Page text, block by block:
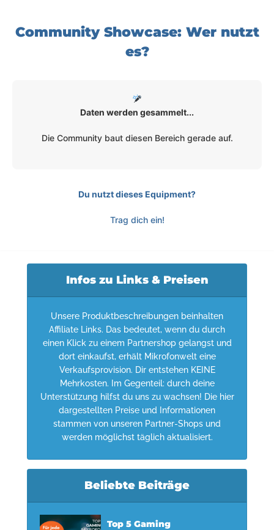
Community Showcase: Wer nutzt
es?
Daten werden gesammelt...
Die Community baut diesen Bereich gerade auf.
Du nutzt dieses Equipment?
Trag dich ein!
Infos zu Links & Preisen
Unsere Produktbeschreibungen beinhalten
Affiliate Links. Das bedeutet, wenn du durch
einen Klick zu einem Partnershop gelangst und
dort einkaufst, erhält Mikrofonwelt eine
Verkaufsprovision. Dir entstehen KEINE
Mehrkosten. Im Gegenteil: durch deine
Unterstützung hilfst du uns zu wachsen! Die hier
dargestellten Preise und Informationen
stammen von unseren Partner-Shops und
werden möglichst täglich aktualisiert.
Beliebte Beiträge
Top 5 Gaming